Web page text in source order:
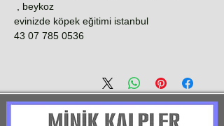
beykoz ,
evinizde köpek eğitimi istanbul
0536 785 07 43